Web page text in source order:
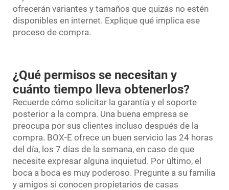
ofrecerán variantes y tamaños que quizás no estén
disponibles en internet. Explique qué implica ese
proceso de compra.
¿Qué permisos se necesitan y
cuánto tiempo lleva obtenerlos?
Recuerde cómo solicitar la garantía y el soporte
posterior a la compra. Una buena empresa se
preocupa por sus clientes incluso después de la
compra. BOX-E ofrece un buen servicio las 24 horas
del día, los 7 días de la semana, en caso de que
necesite expresar alguna inquietud. Por último, el
boca a boca es muy poderoso. Pregunte a su familia
y amigos si conocen propietarios de casas